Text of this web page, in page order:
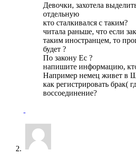
Девочки, захотела
отдельную
кто сталкивался с таким?
читала раньше, что если
таким иностранцем, то
будет ?
По закону Ес ?
напишите информацию,
Например немец живет в
как регистрировать брак(
воссоединение?